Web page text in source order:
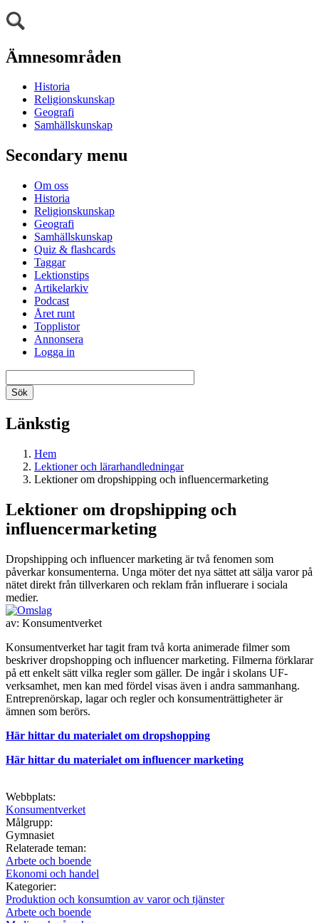
Ämnesområden
Historia
Religionskunskap
Geografi
Samhällskunskap
Secondary menu
Om oss
Historia
Religionskunskap
Geografi
Samhällskunskap
Quiz & flashcards
Taggar
Lektionstips
Artikelarkiv
Podcast
Året runt
Topplistor
Annonsera
Logga in
Länkstig
Hem
Lektioner och lärarhandledningar
Lektioner om dropshipping och influencermarketing
Lektioner om dropshipping och
influencermarketing
Dropshipping och influencer marketing är två fenomen som
påverkar konsumenterna. Unga möter det nya sättet att sälja varor på
nätet direkt från tillverkaren och reklam från influerare i sociala
medier.
av: Konsumentverket
Konsumentverket har tagit fram två korta animerade filmer som
beskriver dropshopping och influencer marketing. Filmerna förklarar
på ett enkelt sätt vilka regler som gäller. De ingår i skolans UF-
verksamhet, men kan med fördel visas även i andra sammanhang.
Entreprenörskap, lagar och regler och konsumenträttigheter är
ämnen som berörs.
Här hittar du materialet om dropshopping
Här hittar du materialet om influencer marketing
Webbplats:
Konsumentverket
Målgrupp:
Gymnasiet
Relaterade teman:
Arbete och boende
Ekonomi och handel
Kategorier:
Produktion och konsumtion av varor och tjänster
Arbete och boende